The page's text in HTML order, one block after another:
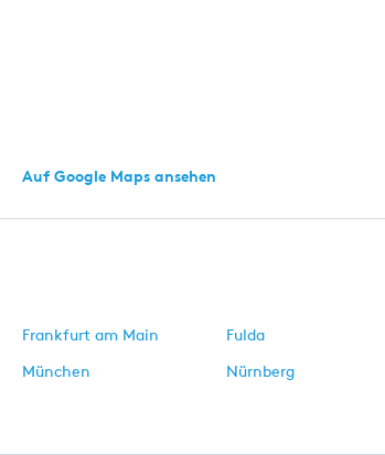
Auf Google Maps ansehen
Frankfurt am Main
Fulda
München
Nürnberg